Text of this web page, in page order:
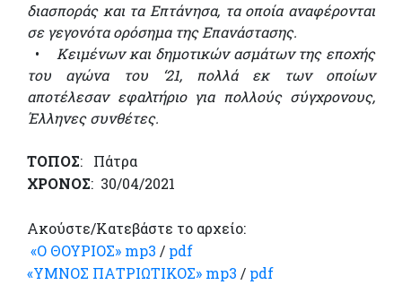
διασποράς και τα Επτάνησα, τα οποία αναφέρονται
σε γεγονότα ορόσημα της Επανάστασης.
• Κειμένων και δημοτικών ασμάτων της εποχής
του αγώνα του ‘21, πολλά εκ των οποίων
αποτέλεσαν εφαλτήριο για πολλούς σύγχρονους,
Έλληνες συνθέτες.
ΤΟΠΟΣ: Πάτρα
ΧΡΟΝΟΣ: 30/04/2021
Ακούστε/Κατεβάστε το αρχείο:
«Ο ΘΟΥΡΙΟΣ» mp3 / pdf
«ΥΜΝΟΣ ΠΑΤΡΙΩΤΙΚΟΣ» mp3 / pdf